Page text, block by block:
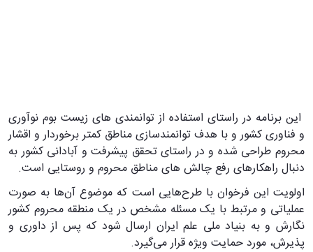
این برنامه در راستای استفاده از توانمندی های زیست بوم نوآوری
و فناوری کشور و با هدف توانمندسازی مناطق کمتر برخوردار و اقشار
محروم طراحی شده و در راستای تحقق پیشرفت و آبادانی کشور به
دنبال راهکارهای رفع چالش های مناطق محروم و روستایی است.
اولویت این فرخوان با طرح‌هایی است که موضوع آن‌ها به صورت
عملیاتی و مرتبط با یک مسئله مشخص در یک منطقه محروم کشور
نگارش و به بنیاد ملی علم ایران ارسال شود که پس از داوری و
پذیرش، مورد حمایت ویژه قرار می‌گیرد.